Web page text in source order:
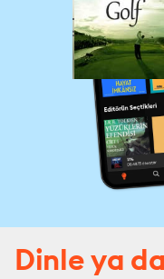
Dinle ya